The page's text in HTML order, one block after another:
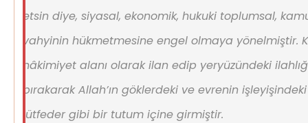
etsin diye, siyasal, ekonomik, hukuki toplumsal,
vahyinin hükmetmesine engel olmaya yönelmiştir.
hâkimiyet alanı olarak ilan edip yeryüzündeki
bırakarak Allah’ın göklerdeki ve evrenin
lütfeder gibi bir tutum içine girmiştir.